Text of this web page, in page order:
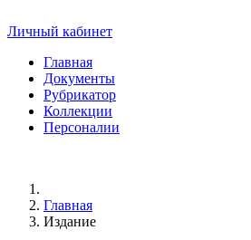
Личный кабинет
Главная
Документы
Рубрикатор
Коллекции
Персоналии
Главная
Издание